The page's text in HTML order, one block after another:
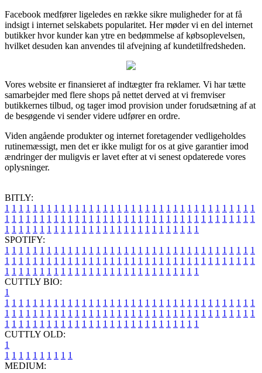
Facebook medfører ligeledes en række sikre muligheder for at få
indsigt i internet selskabets popularitet. Her møder vi en del internet
butikker hvor kunder kan ytre en bedømmelse af købsoplevelsen,
hvilket desuden kan anvendes til afvejning af kundetilfredsheden.
Vores website er finansieret af indtægter fra reklamer. Vi har tætte
samarbejder med flere shops på nettet derved at vi fremviser
butikkernes tilbud, og tager imod provision under forudsætning af at
de besøgende vi sender videre udfører en ordre.
Viden angående produkter og internet foretagender vedligeholdes
rutinemæssigt, men det er ikke muligt for os at give garantier imod
ændringer der muligvis er lavet efter at vi senest opdaterede vores
oplysninger.
BITLY:
1 1 1 1 1 1 1 1 1 1 1 1 1 1 1 1 1 1 1 1 1 1 1 1 1 1 1 1 1 1 1 1 1 1 1 1
1 1 1 1 1 1 1 1 1 1 1 1 1 1 1 1 1 1 1 1 1 1 1 1 1 1 1 1 1 1 1 1 1 1 1 1
1 1 1 1 1 1 1 1 1 1 1 1 1 1 1 1 1 1 1 1 1 1 1 1 1 1 1 1
SPOTIFY:
1 1 1 1 1 1 1 1 1 1 1 1 1 1 1 1 1 1 1 1 1 1 1 1 1 1 1 1 1 1 1 1 1 1 1 1
1 1 1 1 1 1 1 1 1 1 1 1 1 1 1 1 1 1 1 1 1 1 1 1 1 1 1 1 1 1 1 1 1 1 1 1
1 1 1 1 1 1 1 1 1 1 1 1 1 1 1 1 1 1 1 1 1 1 1 1 1 1 1 1
CUTTLY BIO:
1
1 1 1 1 1 1 1 1 1 1 1 1 1 1 1 1 1 1 1 1 1 1 1 1 1 1 1 1 1 1 1 1 1 1 1 1
1 1 1 1 1 1 1 1 1 1 1 1 1 1 1 1 1 1 1 1 1 1 1 1 1 1 1 1 1 1 1 1 1 1 1 1
1 1 1 1 1 1 1 1 1 1 1 1 1 1 1 1 1 1 1 1 1 1 1 1 1 1 1 1
CUTTLY OLD:
1
1 1 1 1 1 1 1 1 1 1
MEDIUM: